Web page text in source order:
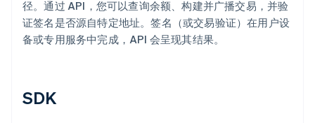
径。通过 API，您可以查询余额、构建并广播交易，并验
证签名是否源自特定地址。签名（或交易验证）在用户设
备或专用服务中完成，API 会呈现其结果。
SDK